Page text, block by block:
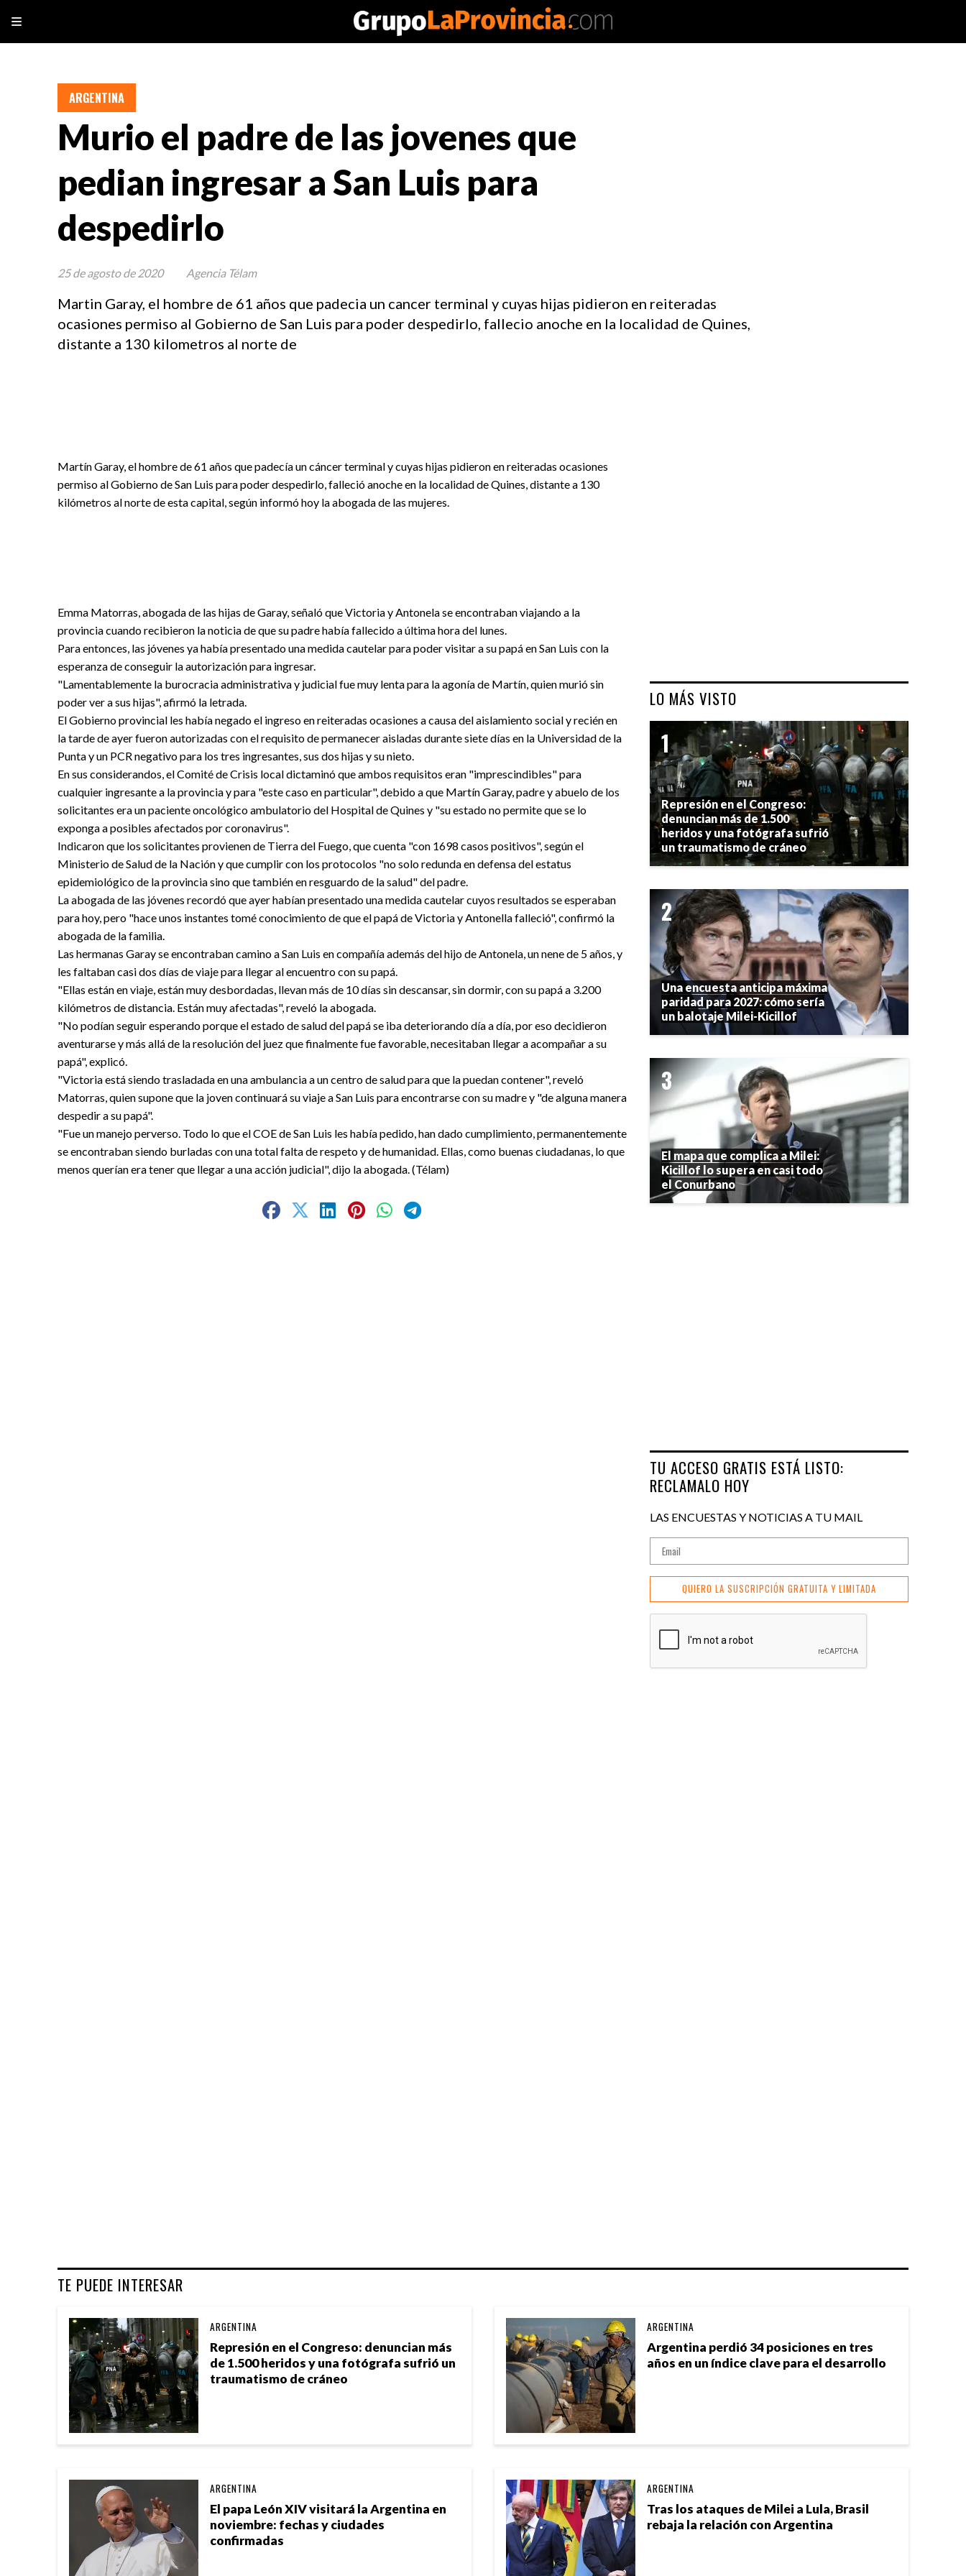
Murio el padre de las jovenes que
pedian ingresar a San Luis para
despedirlo
Martin Garay, el hombre de 61 años que padecia un cancer terminal y cuyas hijas pidieron en reiteradas
ocasiones permiso al Gobierno de San Luis para poder despedirlo, fallecio anoche en la localidad de Quines,
distante a 130 kilometros al norte de
ARGENTINA
25 de agosto de 2020 Agencia Télam
Martín Garay, el hombre de 61 años que padecía un cáncer terminal y cuyas hijas pidieron en reiteradas ocasiones
permiso al Gobierno de San Luis para poder despedirlo, falleció anoche en la localidad de Quines, distante a 130
kilómetros al norte de esta capital, según informó hoy la abogada de las mujeres.
Emma Matorras, abogada de las hijas de Garay, señaló que Victoria y Antonela se encontraban viajando a la
provincia cuando recibieron la noticia de que su padre había fallecido a última hora del lunes.
Para entonces, las jóvenes ya había presentado una medida cautelar para poder visitar a su papá en San Luis con la
esperanza de conseguir la autorización para ingresar.
"Lamentablemente la burocracia administrativa y judicial fue muy lenta para la agonía de Martín, quien murió sin
poder ver a sus hijas", afirmó la letrada.
El Gobierno provincial les había negado el ingreso en reiteradas ocasiones a causa del aislamiento social y recién en
la tarde de ayer fueron autorizadas con el requisito de permanecer aisladas durante siete días en la Universidad de la
Punta y un PCR negativo para los tres ingresantes, sus dos hijas y su nieto.
En sus considerandos, el Comité de Crisis local dictaminó que ambos requisitos eran "imprescindibles" para
cualquier ingresante a la provincia y para "este caso en particular", debido a que Martín Garay, padre y abuelo de los
solicitantes era un paciente oncológico ambulatorio del Hospital de Quines y "su estado no permite que se lo
exponga a posibles afectados por coronavirus".
Indicaron que los solicitantes provienen de Tierra del Fuego, que cuenta "con 1698 casos positivos", según el
Ministerio de Salud de la Nación y que cumplir con los protocolos "no solo redunda en defensa del estatus
epidemiológico de la provincia sino que también en resguardo de la salud" del padre.
La abogada de las jóvenes recordó que ayer habían presentado una medida cautelar cuyos resultados se esperaban
para hoy, pero "hace unos instantes tomé conocimiento de que el papá de Victoria y Antonella falleció", confirmó la
abogada de la familia.
Las hermanas Garay se encontraban camino a San Luis en compañía además del hijo de Antonela, un nene de 5 años, y
les faltaban casi dos días de viaje para llegar al encuentro con su papá.
"Ellas están en viaje, están muy desbordadas, llevan más de 10 días sin descansar, sin dormir, con su papá a 3.200
kilómetros de distancia. Están muy afectadas", reveló la abogada.
"No podían seguir esperando porque el estado de salud del papá se iba deteriorando día a día, por eso decidieron
aventurarse y más allá de la resolución del juez que finalmente fue favorable, necesitaban llegar a acompañar a su
papá", explicó.
"Victoria está siendo trasladada en una ambulancia a un centro de salud para que la puedan contener", reveló
Matorras, quien supone que la joven continuará su viaje a San Luis para encontrarse con su madre y "de alguna manera
despedir a su papá".
"Fue un manejo perverso. Todo lo que el COE de San Luis les había pedido, han dado cumplimiento, permanentemente
se encontraban siendo burladas con una total falta de respeto y de humanidad. Ellas, como buenas ciudadanas, lo que
menos querían era tener que llegar a una acción judicial", dijo la abogada. (Télam)
TE PUEDE INTERESAR
Represión en el Congreso: denuncian más
de 1.500 heridos y una fotógrafa sufrió un
traumatismo de cráneo
ARGENTINA
Argentina perdió 34 posiciones en tres
años en un índice clave para el desarrollo
ARGENTINA
El papa León XIV visitará la Argentina en
noviembre: fechas y ciudades
confirmadas
ARGENTINA
Tras los ataques de Milei a Lula, Brasil
rebaja la relación con Argentina
ARGENTINA
LO MÁS VISTO
Represión en el Congreso:
denuncian más de 1.500
heridos y una fotógrafa sufrió
un traumatismo de cráneo
Una encuesta anticipa máxima
paridad para 2027: cómo sería
un balotaje Milei-Kicillof
El mapa que complica a Milei:
Kicillof lo supera en casi todo
el Conurbano
TU ACCESO GRATIS ESTÁ LISTO:
RECLAMALO HOY
LAS ENCUESTAS Y NOTICIAS A TU MAIL
QUIERO LA SUSCRIPCIÓN GRATUITA Y LIMITADA